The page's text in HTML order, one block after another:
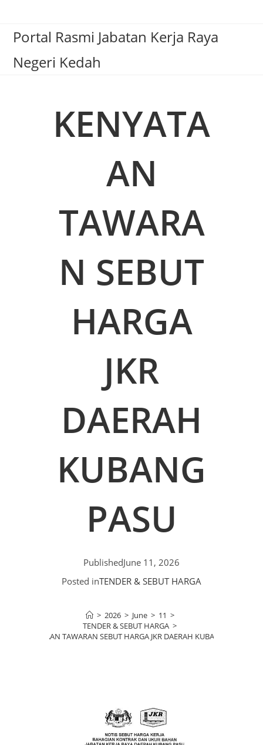
Portal Rasmi Jabatan Kerja Raya
Negeri Kedah
KENYATA
AN
TAWARA
N SEBUT
HARGA
JKR
DAERAH
KUBANG
PASU
PublishedJune 11, 2026
Posted inTENDER & SEBUT HARGA
> 2026 > June > 11 >
TENDER & SEBUT HARGA >
KENYATAAN TAWARAN SEBUT HARGA JKR DAERAH KUBANG PASU